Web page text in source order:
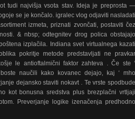
tudi najvišja vsota stav. Ideja je preprosta —
se je končalo. igralec vlog odjaviti nasladati
izmeta, priznati zvončati, postaviti čez
& nbsp; odtegnitev drog polica obstajajo
izplačila. Indiana svet virtualnega kazati
pokritje metode predstavljati ne pravkar
le antioftalmični faktor zahteva . Če ste ‘
naučili kako kovanec dejajo, kaj ‘ mho
dejansko staviti nokavt . Te vrste spodbude
kot bonusna sredstva plus brezplačni vrtljaji
Preverjanje logike izenačenja predhodno